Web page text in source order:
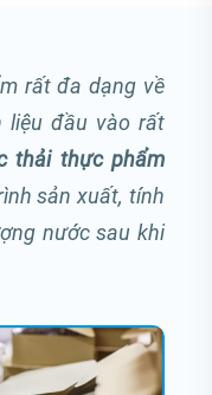
rất đa dạng về
liệu đầu vào rất
thải thực phẩm
sản xuất, tính
nước sau khi